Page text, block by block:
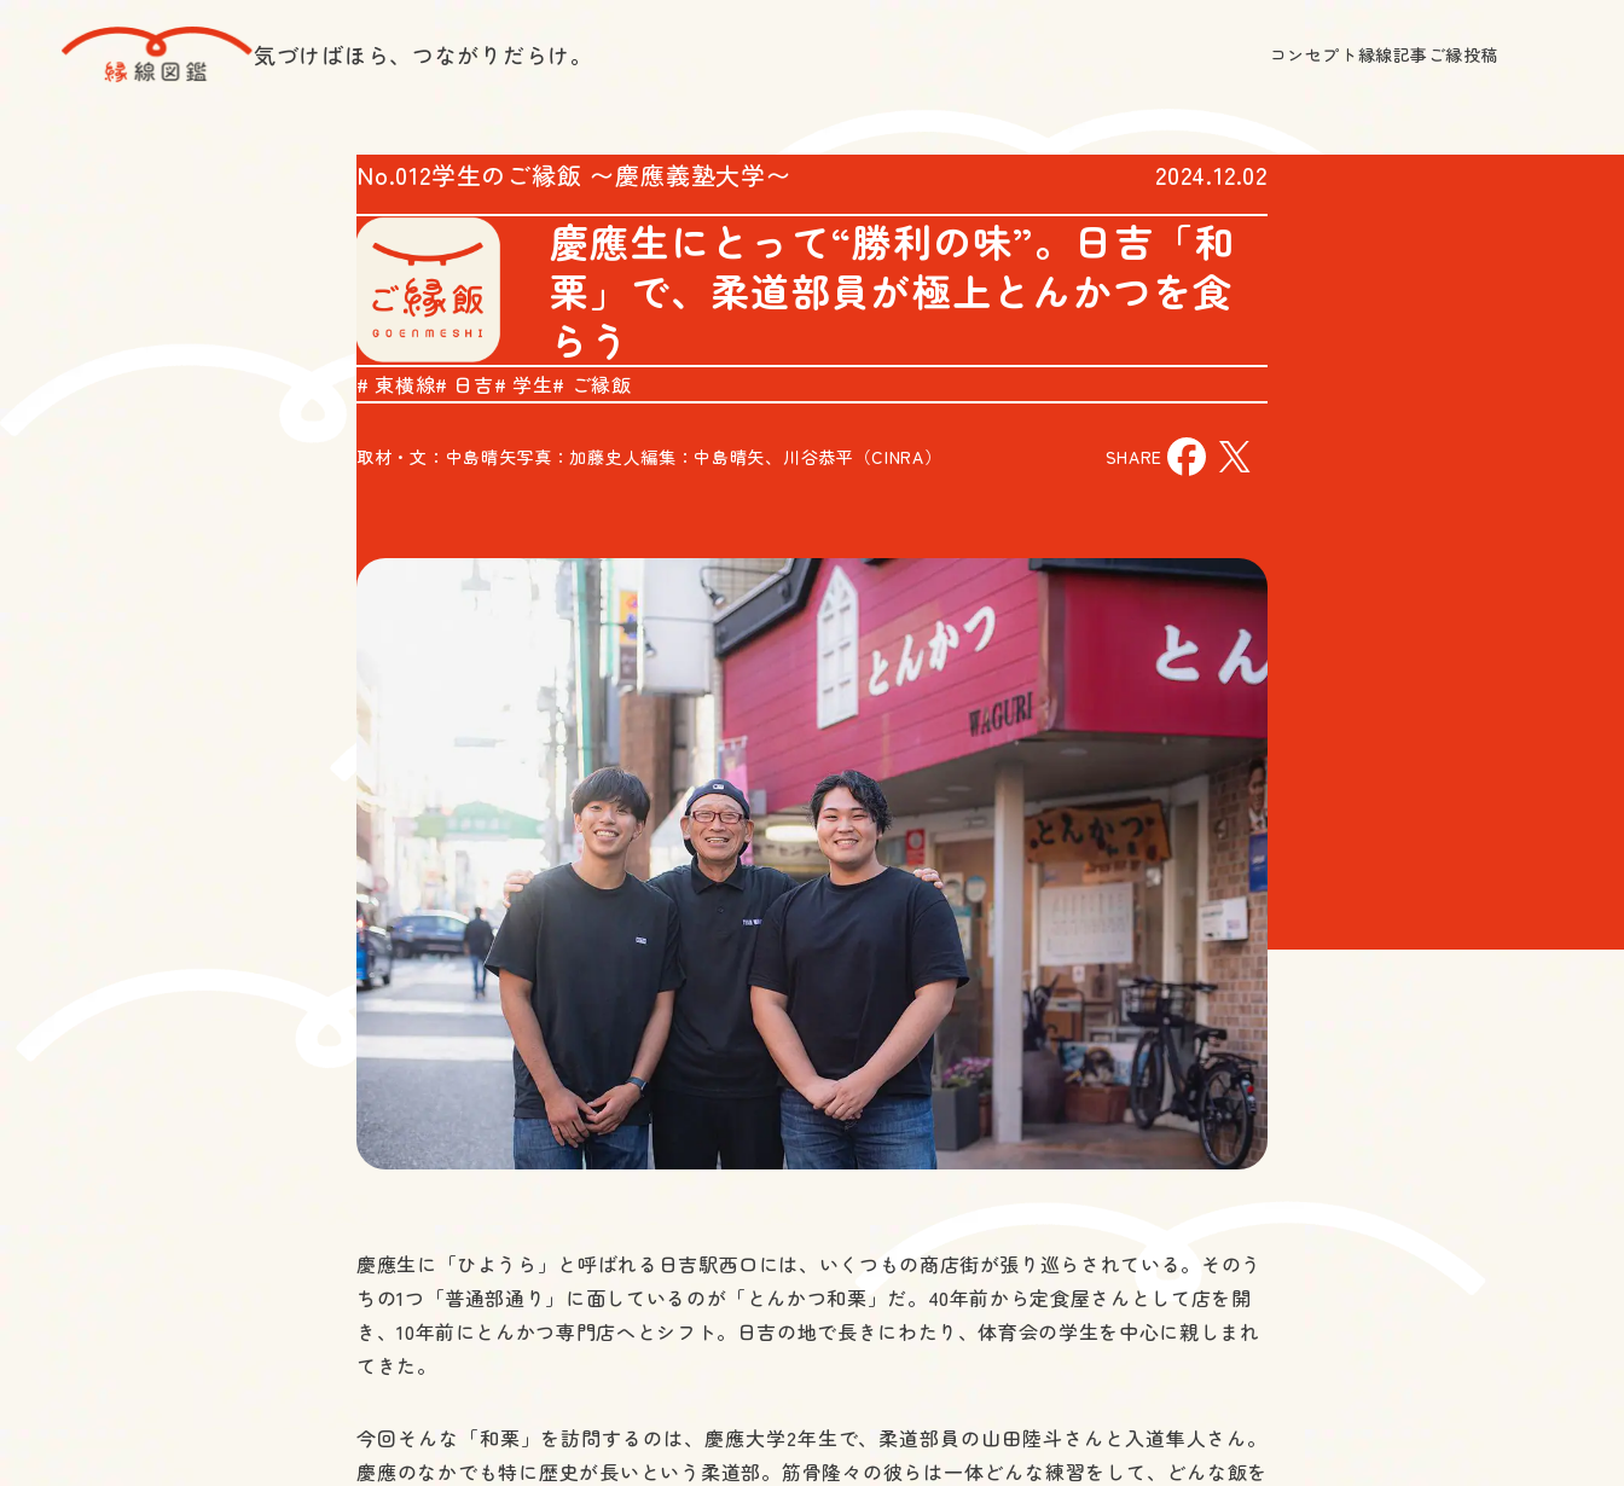
気づけばほら、つながりだらけ。 コンセプト縁線記事 ご縁投稿
No.012学生のご縁飯 〜慶應義塾大学〜 2024.12.02
慶應生にとって“勝利の味”。日吉「和
栗」で、柔道部員が極上とんかつを食
らう
東横線 日吉 学生 ご縁飯
取材・文：中島晴矢写真：加藤史人編集：中島晴矢、川谷恭平（CINRA） SHARE
慶應生に「ひようら」と呼ばれる日吉駅西口には、いくつもの商店街が張り巡らされている。そのう
ちの1つ「普通部通り」に面しているのが「とんかつ和栗」だ。40年前から定食屋さんとして店を開
き、10年前にとんかつ専門店へとシフト。日吉の地で長きにわたり、体育会の学生を中心に親しまれ
てきた。
今回そんな「和栗」を訪問するのは、慶應大学2年生で、柔道部員の山田陸斗さんと入道隼人さん。
慶應のなかでも特に歴史が長いという柔道部。筋骨隆々の彼らは一体どんな練習をして、どんな飯を